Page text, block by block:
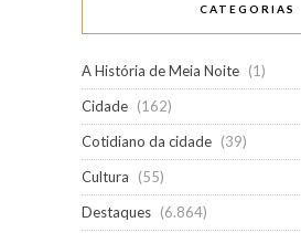
CATEGORIAS
A História de Meia Noite (1)
Cidade (162)
Cotidiano da cidade (39)
Cultura
(55)
Destaques (6.864)